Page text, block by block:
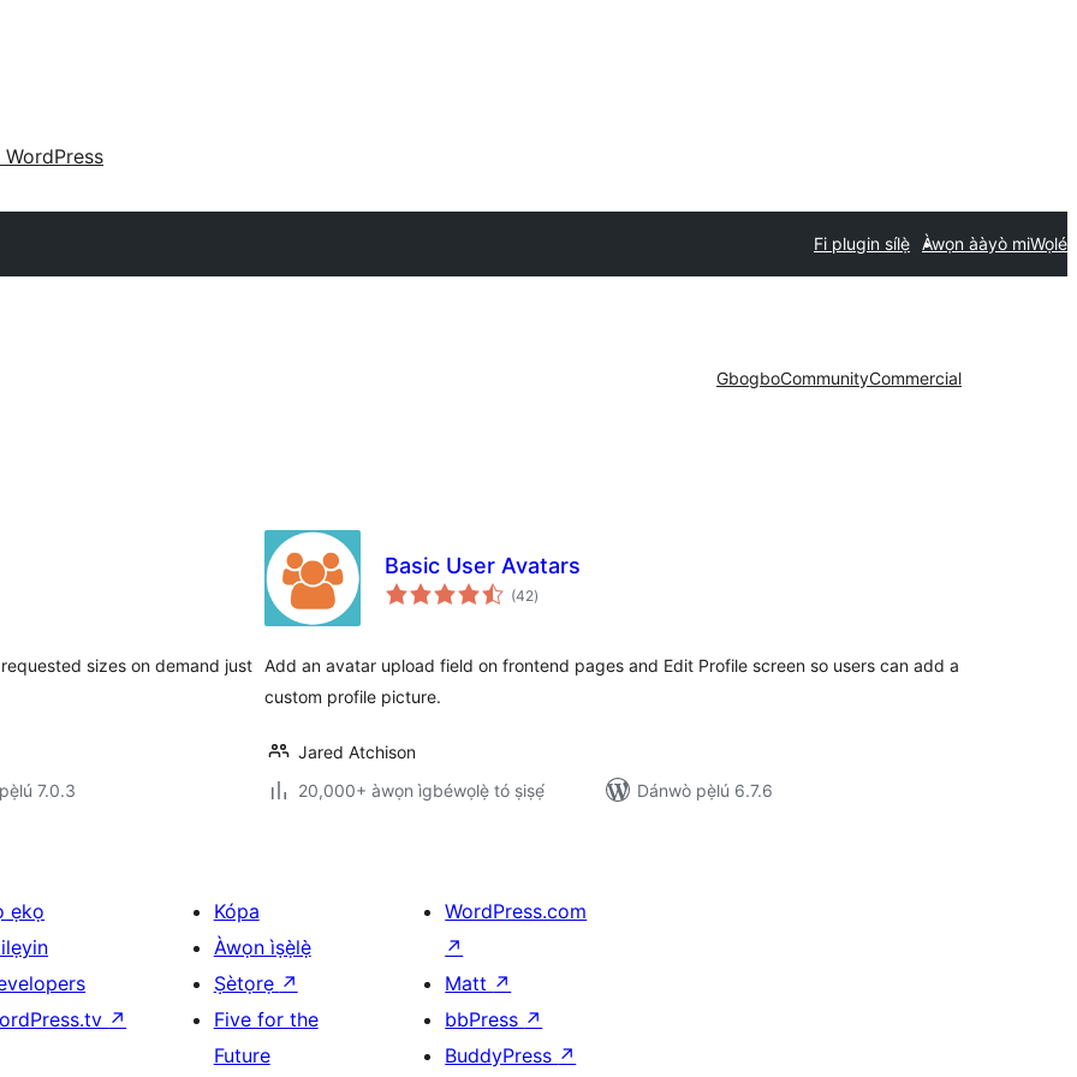
WordPress
Fi plugin sílẹ̀ Àwọn ààyò miWọlé
GbogboCommunityCommercial
sizes on demand just
7.0.3
Basic User Avatars
(42àpapọ̀
àwọn
)
Add an avatar upload field on frontend pages and Edit Profile screen so users can add a
custom profile picture.
Jared Atchison
20,000+ àwọn ìgbéwọlẹ̀ tó ṣiṣẹ́
Dánwò pẹ̀lú 6.7.6
ẹkọ
↗
Kópa
Àwọn ìṣẹ̀lẹ̀
Ṣètọrẹ ↗
Five for the
Future
WordPress.com
↗
Matt ↗
bbPress ↗
BuddyPress ↗